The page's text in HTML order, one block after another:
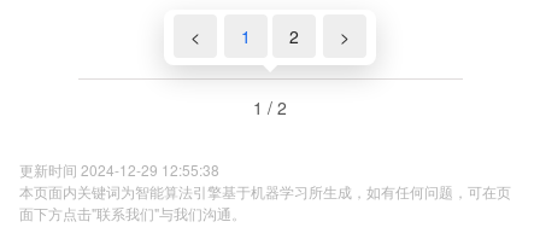
< 1 2 >
1 / 2
更新时间 2024-12-29 12:55:38
本页面内关键词为智能算法引擎基于机器学习所生成，如有任何问题，可在页
面下方点击"联系我们"与我们沟通。